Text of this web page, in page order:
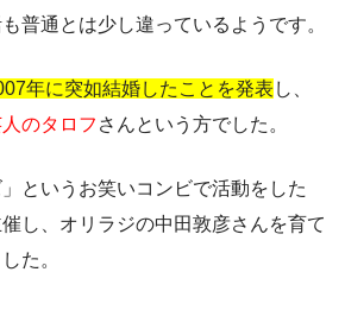
普通とは少し違っているようです。
年に突如結婚したことを発表 し、
のタロフ さんという方でした。
というお笑いコンビで活動をした
し、オリラジの中田敦彦さんを育て
た。